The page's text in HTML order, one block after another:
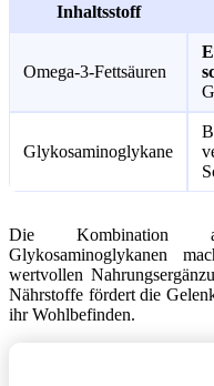
Inhaltsstoff
Omega-3-Fettsäuren
Glykosaminoglykane
Die Kombination
Glykosaminoglykanen
wertvollen
Nährstoffe fördert die
ihr Wohlbefinden.